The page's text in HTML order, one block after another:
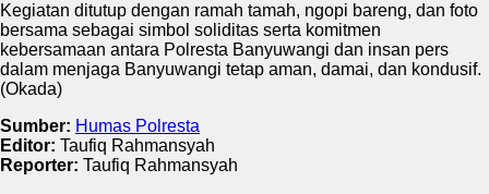
Kegiatan ditutup dengan ramah tamah, ngopi bareng, dan foto
bersama sebagai simbol soliditas serta komitmen
kebersamaan antara Polresta Banyuwangi dan insan pers
dalam menjaga Banyuwangi tetap aman, damai, dan kondusif.
(Okada)
Sumber: Humas Polresta
Editor: Taufiq Rahmansyah
Reporter: Taufiq Rahmansyah